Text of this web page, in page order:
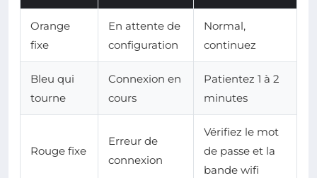
Orange
fixe
En attente de
configuration
Normal,
continuez
Bleu qui
tourne
Connexion en
cours
Patientez 1 à 2
minutes
Rouge fixe
Erreur de
connexion
Vérifiez le mot
de passe et la
bande wifi